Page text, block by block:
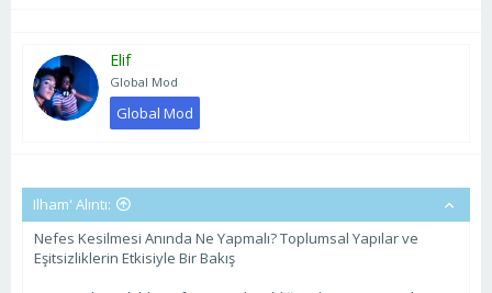
Elif
Global Mod
Global Mod
Ilham' Alıntı:
Nefes Kesilmesi Anında Ne Yapmalı? Toplumsal Yapılar ve
Eşitsizliklerin Etkisiyle Bir Bakış